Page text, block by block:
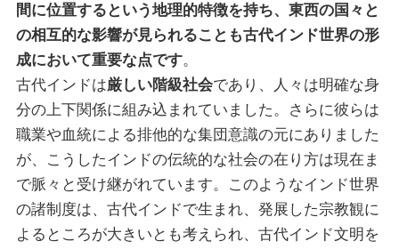
間に位置するという地理的特徴を持ち、東西の国々と
の相互的な影響が見られることも古代インド世界の形
成において重要な点です。
古代インドは厳しい階級社会であり、人々は明確な身
分の上下関係に組み込まれていました。さらに彼らは
職業や血統による排他的な集団意識の元にありました
が、こうしたインドの伝統的な社会の在り方は現在ま
で脈々と受け継がれています。このようなインド世界
の諸制度は、古代インドで生まれ、発展した宗教観に
よるところが大きいとも考えられ、古代インド文明を